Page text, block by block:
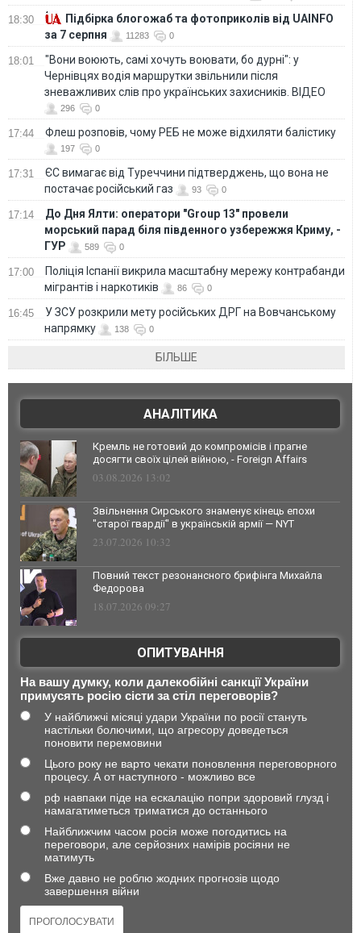
18:30
Підбірка блогожаб та фотоприколів від UAINFO
за 7 серпня
11283 0
18:01
"Вони воюють, самі хочуть воювати, бо дурні": у
Чернівцях водія маршрутки звільнили після
зневажливих слів про українських захисників. ВІДЕО
296 0
17:44 Флеш розповів, чому РЕБ не може відхиляти балістику
197 0
17:31
ЄС вимагає від Туреччини підтверджень, що вона не
постачає російський газ
93 0
17:14
До Дня Ялти: оператори "Group 13" провели
морський парад біля південного узбережжя Криму, -
ГУР
589 0
17:00
Поліція Іспанії викрила масштабну мережу контрабанди
мігрантів і наркотиків
86 0
16:45
У ЗСУ розкрили мету російських ДРГ на Вовчанському
напрямку
138 0
БІЛЬШЕ
АНАЛІТИКА
Кремль не готовий до компромісів і прагне
досягти своїх цілей війною, - Foreign Affairs
03.08.2026 13:02
Звільнення Сирського знаменує кінець епохи
"старої гвардії" в українській армії — NYT
23.07.2026 10:32
Повний текст резонансного брифінга Михайла
Федорова
18.07.2026 09:27
ОПИТУВАННЯ
На вашу думку, коли далекобійні санкції України
примусять росію сісти за стіл переговорів?
У найближчі місяці удари України по росії стануть
настільки болючими, що агресору доведеться
поновити перемовини
Цього року не варто чекати поновлення переговорного
процесу. А от наступного - можливо все
рф навпаки піде на ескалацію попри здоровий глузд і
намагатиметься триматися до останнього
Найближчим часом росія може погодитись на
переговори, але серйозних намірів росіяни не
матимуть
Вже давно не роблю жодних прогнозів щодо
завершення війни